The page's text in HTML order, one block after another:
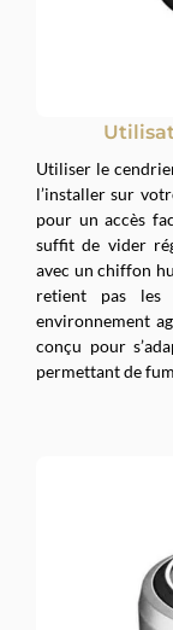
Utiliser le
l’installer sur
pour un accès
suffit de vider
avec un chiffon
retient pas les
environnement
conçu pour
permettant de